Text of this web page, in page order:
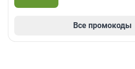
Все промокоды